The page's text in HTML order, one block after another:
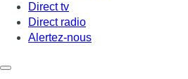
Direct tv
Direct radio
Alertez-nous